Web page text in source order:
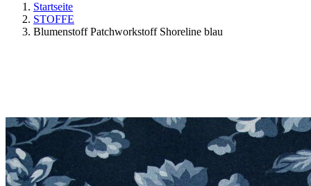
Startseite
STOFFE
Blumenstoff Patchworkstoff Shoreline blau